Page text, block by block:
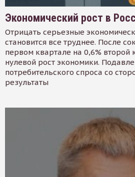
Экономический рост в
Отрицать серьезные
становится все труднее. После
первом квартале на 0,6% второй
нулевой рост экономики.
потребительского спроса со
результаты